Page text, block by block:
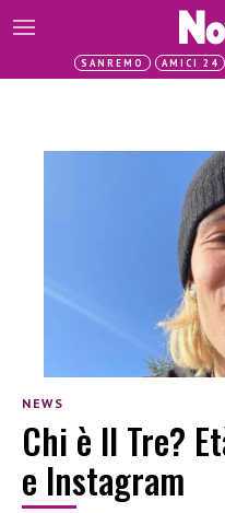
SANREMO AMICI 24
NEWS
Chi è Il Tre?
e Instagram